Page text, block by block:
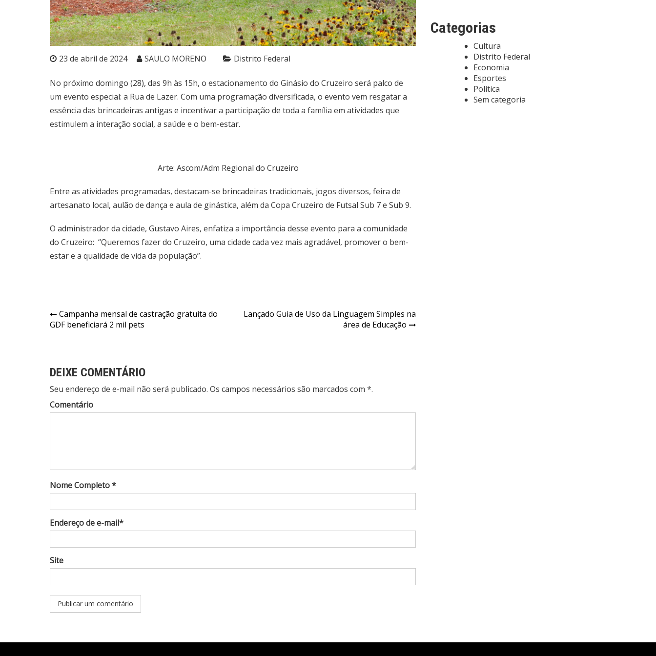
23 de abril de 2024 SAULO MORENO Distrito Federal
No próximo domingo (28), das 9h às 15h, o estacionamento do Ginásio do Cruzeiro será palco de
um evento especial: a Rua de Lazer. Com uma programação diversificada, o evento vem resgatar a
essência das brincadeiras antigas e incentivar a participação de toda a família em atividades que
estimulem a interação social, a saúde e o bem-estar.
Arte: Ascom/Adm Regional do Cruzeiro
Entre as atividades programadas, destacam-se brincadeiras tradicionais, jogos diversos, feira de
artesanato local, aulão de dança e aula de ginástica, além da Copa Cruzeiro de Futsal Sub 7 e Sub 9.
O administrador da cidade, Gustavo Aires, enfatiza a importância desse evento para a comunidade
do Cruzeiro: “Queremos fazer do Cruzeiro, uma cidade cada vez mais agradável, promover o bem-
estar e a qualidade de vida da população”.
Navegação
de
Campanha mensal de castração gratuita do
GDF beneficiará 2 mil pets
Lançado Guia de Uso da Linguagem Simples na
área de Educação
DEIXE COMENTÁRIO
Seu endereço de e-mail não será publicado. Os campos necessários são marcados com *.
Comentário
Nome Completo *
Endereço de e-mail*
Site
Categorias
Cultura
Distrito Federal
Economia
Esportes
Política
Sem categoria